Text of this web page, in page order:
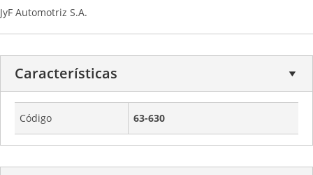
JyF Automotriz S.A.
Características
Código 63-630